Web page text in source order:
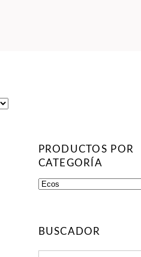
PRODUCTOS POR
CATEGORÍA
BUSCADOR